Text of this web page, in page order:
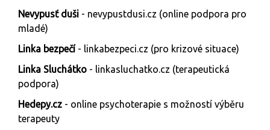
Nevypusť duši - nevypustdusi.cz (online podpora pro
mladé)
Linka bezpečí - linkabezpeci.cz (pro krizové situace)
Linka Sluchátko - linkasluchatko.cz (terapeutická
podpora)
Hedepy.cz - online psychoterapie s možností výběru
terapeuty